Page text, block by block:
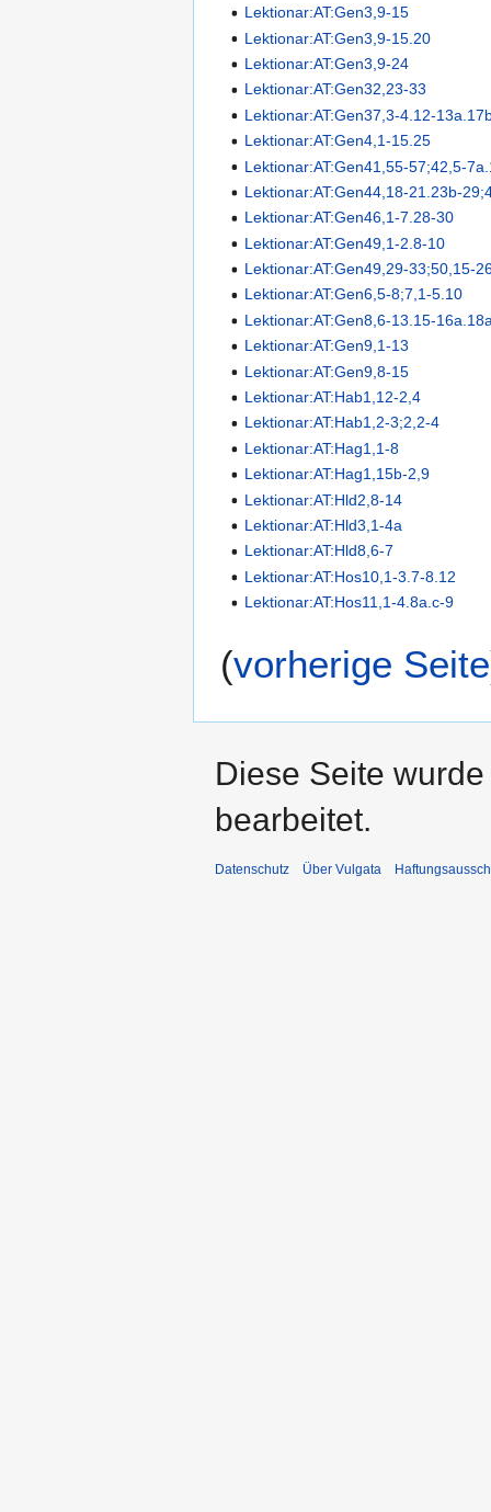
Lektionar:AT:Gen3,9-15
Lektionar:AT:Gen3,9-15.20
Lektionar:AT:Gen3,9-24
Lektionar:AT:Gen32,23-33
Lektionar:AT:Gen37,3-4.12-
Lektionar:AT:Gen4,1-15.25
Lektionar:AT:Gen41,55-57;42,5-
Lektionar:AT:Gen44,18-21.23b-
Lektionar:AT:Gen46,1-7.28-30
Lektionar:AT:Gen49,1-2.8-10
Lektionar:AT:Gen49,29-33;50,15-
Lektionar:AT:Gen6,5-8;7,1-5.10
Lektionar:AT:Gen8,6-13.15-
Lektionar:AT:Gen9,1-13
Lektionar:AT:Gen9,8-15
Lektionar:AT:Hab1,12-2,4
Lektionar:AT:Hab1,2-3;2,2-4
Lektionar:AT:Hag1,1-8
Lektionar:AT:Hag1,15b-2,9
Lektionar:AT:Hld2,8-14
Lektionar:AT:Hld3,1-4a
Lektionar:AT:Hld8,6-7
Lektionar:AT:Hos10,1-3.7-8.12
Lektionar:AT:Hos11,1-4.8a.c-9
(vorherige Seite
Diese Seite
bearbeitet.
Datenschutz Über Vulgata